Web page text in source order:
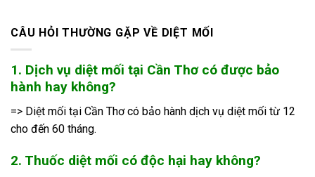
CÂU HỎI THƯỜNG GẶP VỀ DIỆT MỐI
1. Dịch vụ diệt mối tại Cần Thơ có được bảo
hành hay không?
=> Diệt mối tại Cần Thơ có bảo hành dịch vụ diệt mối từ 12
cho đến 60 tháng.
2. Thuốc diệt mối có độc hại hay không?